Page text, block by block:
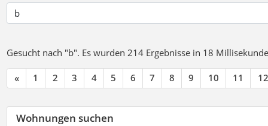
Gesucht nach "b". Es wurden 214 Ergebnisse in 18
« 1 2 3 4 5 6 7 8 9 10 11 12
Wohnungen suchen